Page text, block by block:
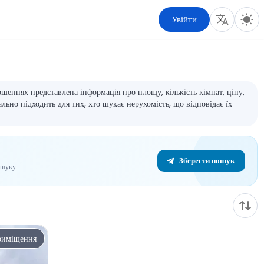
Увійти
представлена інформація про площу, кількість кімнат, ціну,
підходить для тих, хто шукає нерухомість, що відповідає їх
Зберегти пошук